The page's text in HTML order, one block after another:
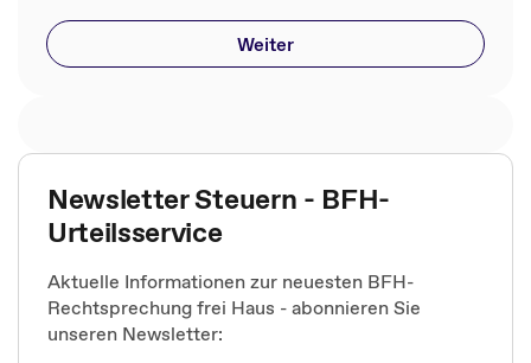
Weiter
Newsletter Steuern - BFH-
Urteilsservice
Aktuelle Informationen zur neuesten BFH-
Rechtsprechung frei Haus - abonnieren Sie
unseren Newsletter: